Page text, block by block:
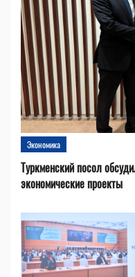
Экономика
Туркменский посол
экономические проекты